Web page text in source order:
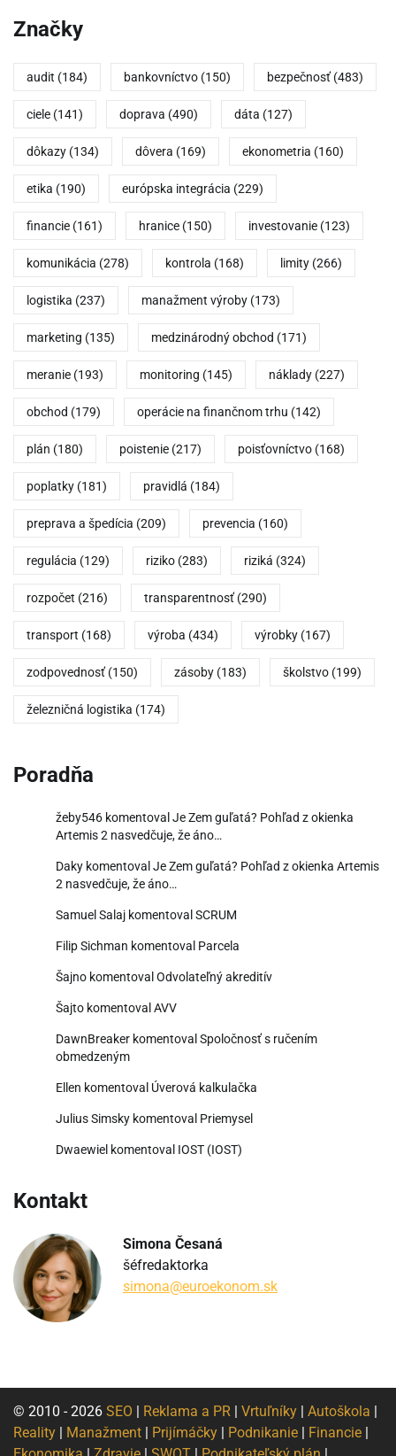
Značky
audit (184) bankovníctvo (150) bezpečnosť (483)
ciele (141) doprava (490) dáta (127)
dôkazy (134) dôvera (169) ekonometria (160)
etika (190) európska integrácia (229)
financie (161) hranice (150) investovanie (123)
komunikácia (278) kontrola (168) limity (266)
logistika (237) manažment výroby (173)
marketing (135) medzinárodný obchod (171)
meranie (193) monitoring (145) náklady (227)
obchod (179) operácie na finančnom trhu (142)
plán (180) poistenie (217) poisťovníctvo (168)
poplatky (181) pravidlá (184)
preprava a špedícia (209) prevencia (160)
regulácia (129) riziko (283) riziká (324)
rozpočet (216) transparentnosť (290)
transport (168) výroba (434) výrobky (167)
zodpovednosť (150) zásoby (183) školstvo (199)
železničná logistika (174)
Poradňa
žeby546 komentovalJe Zem guľatá? Pohľad z okienka
Artemis 2 nasvedčuje, že áno…
Daky komentovalJe Zem guľatá? Pohľad z okienka Artemis
2 nasvedčuje, že áno…
Samuel Salaj komentovalSCRUM
Filip Sichman komentoval Parcela
Šajno komentovalOdvolateľný akreditív
Šajto komentovalAVV
DawnBreaker komentovalSpoločnosť s ručením
obmedzeným
Ellen komentoval Úverová kalkulačka
Julius Simsky komentoval Priemysel
Dwaewiel komentoval IOST (IOST)
Kontakt
Simona Česaná
šéfredaktorka
simona@euroekonom.sk
© 2010 - 2026 SEO Reklama a PR Vrtuľníky Autoškola
Reality
Manažment Prijímáčky Podnikanie Financie